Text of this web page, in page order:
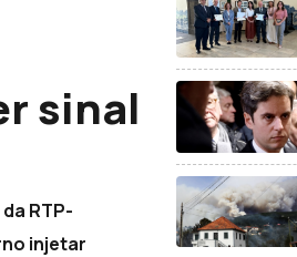
sinal
RTP-
injetar